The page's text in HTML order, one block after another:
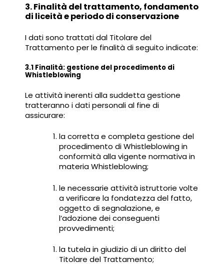
3. Finalità del trattamento, fondamento
di liceità e periodo di conservazione
I dati sono trattati dal Titolare del
Trattamento per le finalità di seguito indicate:
3.1 Finalità: gestione del procedimento di
Whistleblowing
Le attività inerenti alla suddetta gestione
tratteranno i dati personali al fine di
assicurare:
la corretta e completa gestione del
procedimento di Whistleblowing in
conformità alla vigente normativa in
materia Whistleblowing;
le necessarie attività istruttorie volte
a verificare la fondatezza del fatto,
oggetto di segnalazione, e
l’adozione dei conseguenti
provvedimenti;
la tutela in giudizio di un diritto del
Titolare del Trattamento;